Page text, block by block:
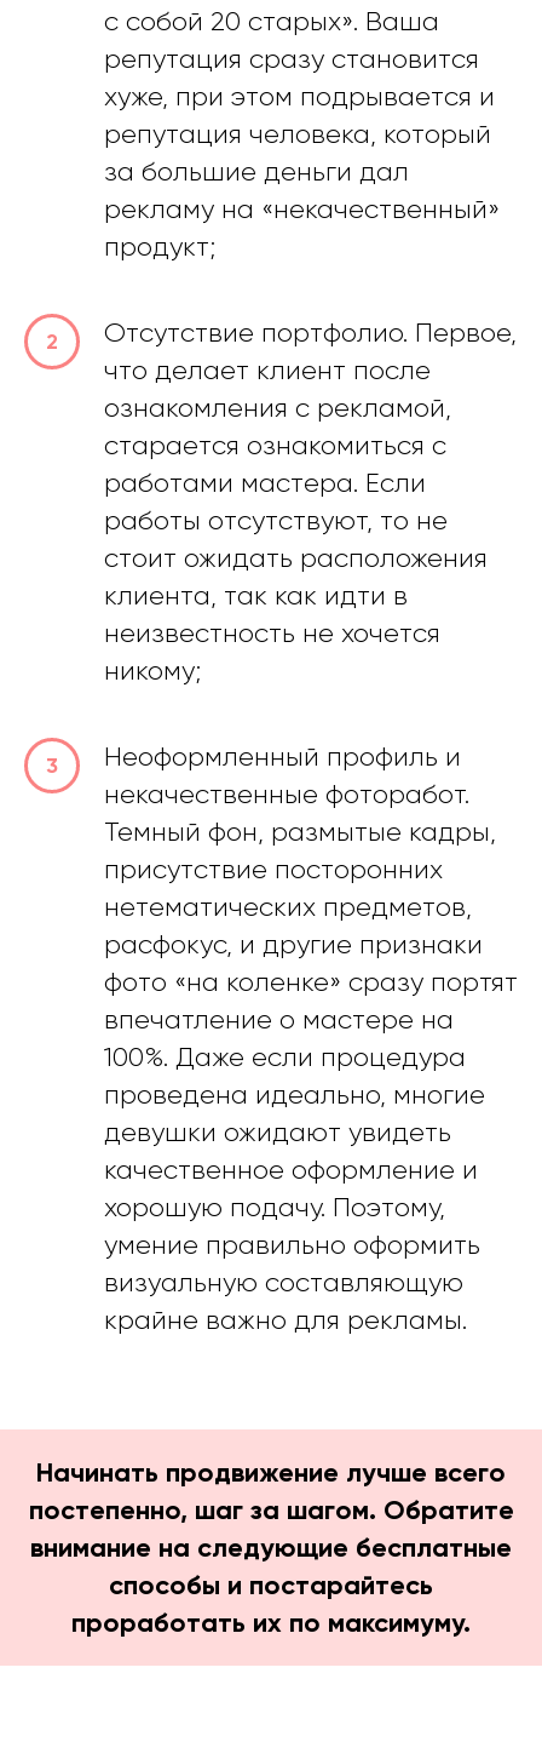
с собой 20 старых». Ваша
репутация сразу становится
хуже, при этом подрывается и
репутация человека, который
за большие деньги дал
рекламу на «некачественный»
продукт;
Отсутствие портфолио. Первое,
что делает клиент после
ознакомления с рекламой,
старается ознакомиться с
работами мастера. Если
работы отсутствуют, то не
стоит ожидать расположения
клиента, так как идти в
неизвестность не хочется
никому;
Неоформленный профиль и
некачественные фоторабот.
Темный фон, размытые кадры,
присутствие посторонних
нетематических предметов,
расфокус, и другие признаки
фото «на коленке» сразу портят
впечатление о мастере на
100%. Даже если процедура
проведена идеально, многие
девушки ожидают увидеть
качественное оформление и
хорошую подачу. Поэтому,
умение правильно оформить
визуальную составляющую
крайне важно для рекламы.
Начинать продвижение лучше всего
постепенно, шаг за шагом. Обратите
внимание на следующие бесплатные
способы и постарайтесь
проработать их по максимуму.